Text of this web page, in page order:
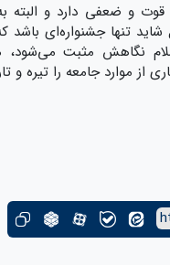
و ضعفی دارد و البته
تنها جشنواره‌ای
نگاهش مثبت می‌شود،
از موارد جامعه را تیره‌ و